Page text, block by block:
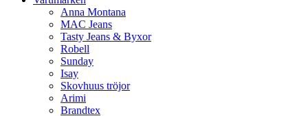
Anna Montana
MAC Jeans
Tasty Jeans & Byxor
Robell
Sunday
Isay
Skovhuus tröjor
Arimi
Brandtex